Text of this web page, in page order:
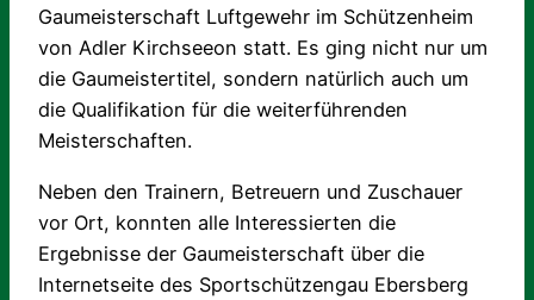
Gaumeisterschaft Luftgewehr im Schützenheim
von Adler Kirchseeon statt. Es ging nicht nur um
die Gaumeistertitel, sondern natürlich auch um
die Qualifikation für die weiterführenden
Meisterschaften.
Neben den Trainern, Betreuern und Zuschauer
vor Ort, konnten alle Interessierten die
Ergebnisse der Gaumeisterschaft über die
Internetseite des Sportschützengau Ebersberg